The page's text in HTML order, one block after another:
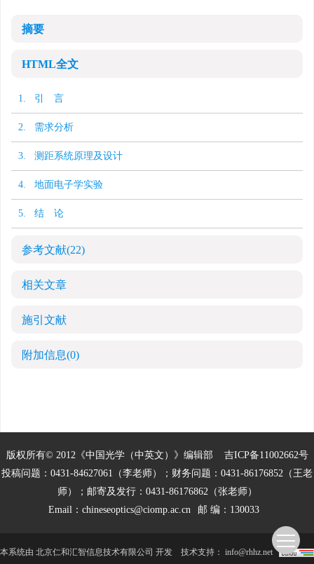
摘要
HTML全文
1. 引 言
2. 需求分析
3. 测距系统原理及设计
4. 地面电子学实验
5. 结 论
参考文献(22)
相关文章
施引文献
附加信息(0)
版权所有© 2012《中国光学（中英文）》编辑部 吉ICP备11002662号
投稿问题：0431-84627061（李老师）；财务问题：0431-86176852（王老
师）；邮寄及发行：0431-86176862（张老师）
Email： chineseoptics@ciomp.ac.cn 邮 编：130033
本系统由 北京仁和汇智信息技术有限公司 开发 技术支持： info@rhhz.net